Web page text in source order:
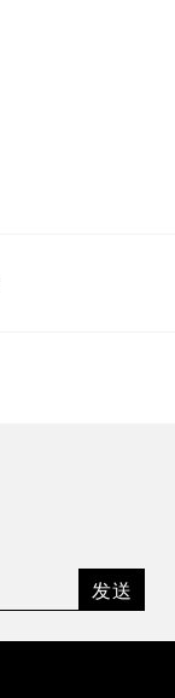
发送